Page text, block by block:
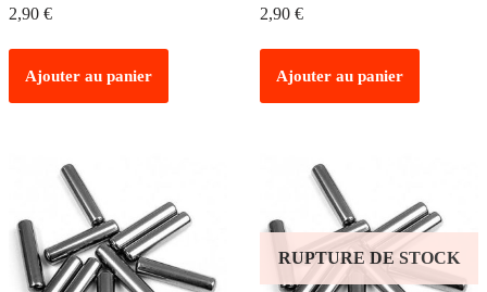
2,90 €
Ajouter au panier
2,90 €
Ajouter au panier
RUPTURE DE STOCK